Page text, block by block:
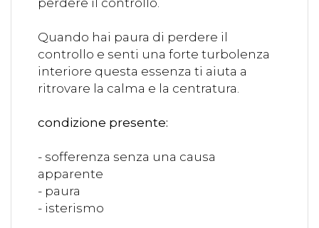
Quando hai paura di perdere il
controllo e senti una forte turbolenza
interiore questa essenza ti aiuta a
ritrovare la calma e la centratura.
condizione presente:
- sofferenza senza una causa
apparente
- paura
- isterismo